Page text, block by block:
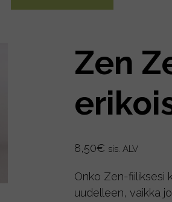
Zen
8,50€ sis. ALV
Onko Zen-fiiliksesi
uudelleen, vaikka